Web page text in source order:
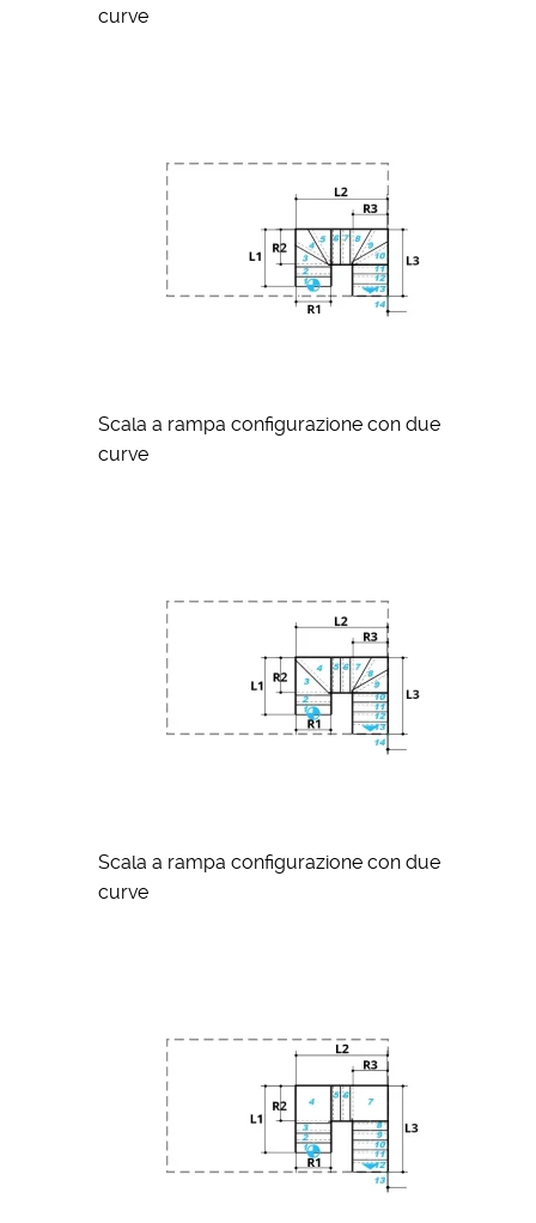
curve
Scala a rampa configurazione con due
curve
Scala a rampa configurazione con due
curve